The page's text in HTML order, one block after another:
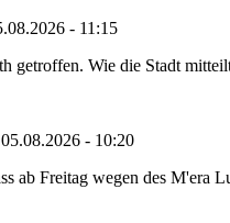
- 11:15
getroffen. Wie die Stadt
- 10:20
ab Freitag wegen des M'era